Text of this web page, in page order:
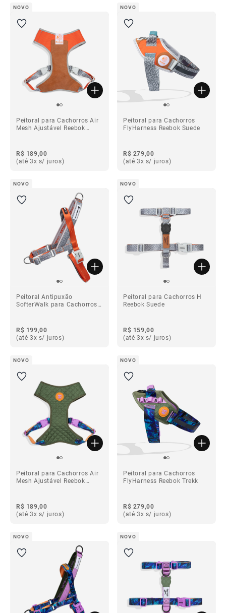
NOVO
Peitoral para Cachorros Air
Mesh Ajustável Reebok
R$ 189,00
(até 3x s/ juros)
NOVO
Peitoral para Cachorros
FlyHarness Reebok Suede
R$ 279,00
(até 3x s/ juros)
NOVO
Peitoral Antipuxão
SofterWalk para Cachorros
R$ 199,00
(até 3x s/ juros)
NOVO
Peitoral para Cachorros H
Reebok Suede
R$ 159,00
(até 3x s/ juros)
NOVO
Peitoral para Cachorros Air
Mesh Ajustável Reebok
R$ 189,00
(até 3x s/ juros)
NOVO
Peitoral para Cachorros
FlyHarness Reebok Trekk
R$ 279,00
(até 3x s/ juros)
NOVO NOVO